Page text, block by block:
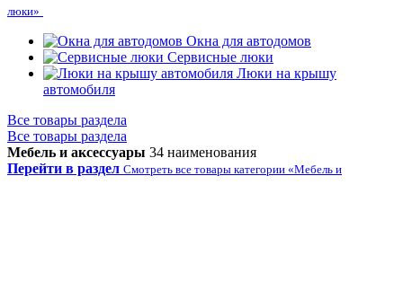
люки»
Окна для автодомов
Сервисные люки
Люки на крышу
автомобиля
Все товары раздела
Все товары раздела
Мебель и аксессуары 34 наименования
Перейти в раздел Смотреть все товары категории «Мебель и